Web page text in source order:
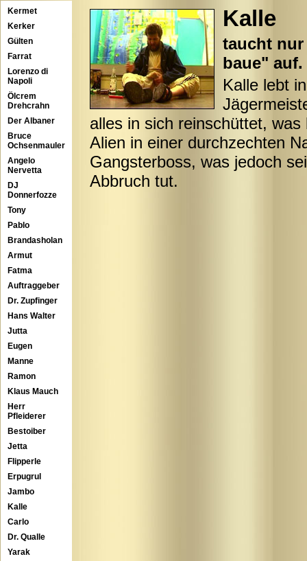
Kermet
Kerker
Gülten
Farrat
Lorenzo di
Napoli
Ölcrem
Drehcrahn
Der Albaner
Bruce
Ochsenmauler
Angelo
Nervetta
DJ
Donnerfozze
Tony
Pablo
Brandasholan
Armut
Fatma
Auftraggeber
Dr. Zupfinger
Hans Walter
Jutta
Eugen
Manne
Ramon
Klaus Mauch
Herr
Pfleiderer
Bestoiber
Jetta
Flipperle
Erpugrul
Jambo
Kalle
Carlo
Dr. Qualle
Yarak
Kalle
taucht nur
baue" auf.
Kalle lebt
alles in sich reinschüttet,
Alien in einer durchzechten
Gangsterboss, was jedoch
Abbruch tut.